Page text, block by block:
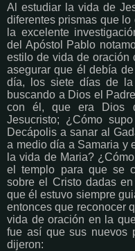
Al estudiar la vida de
diferentes prismas que lo
la excelente
del Apóstol Pablo
estilo de vida de oración
asegurar que él debía
día, los siete días de la
buscando a Dios el
con él, que era Dios
Jesucristo; ¿Cómo
Decápolis a sanar al
a medio día a Samaria y
la vida de Maria?
el templo para que se
sobre el Cristo dadas
que él estuvo siempre
entonces que reconocer
vida de oración en la
fue así que sus nuevos
dijeron: